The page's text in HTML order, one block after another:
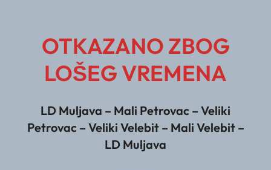
OTKAZANO ZBOG
LOŠEG VREMENA
LD Muljava – Mali Petrovac – Veliki
Petrovac – Veliki Velebit – Mali Velebit –
LD Muljava